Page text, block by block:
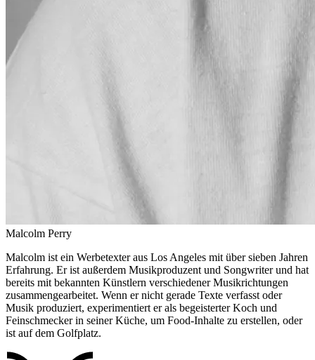
Malcolm Perry
Malcolm ist ein Werbetexter aus Los Angeles mit über sieben Jahren
Erfahrung. Er ist außerdem Musikproduzent und Songwriter und hat
bereits mit bekannten Künstlern verschiedener Musikrichtungen
zusammengearbeitet. Wenn er nicht gerade Texte verfasst oder
Musik produziert, experimentiert er als begeisterter Koch und
Feinschmecker in seiner Küche, um Food-Inhalte zu erstellen, oder
ist auf dem Golfplatz.